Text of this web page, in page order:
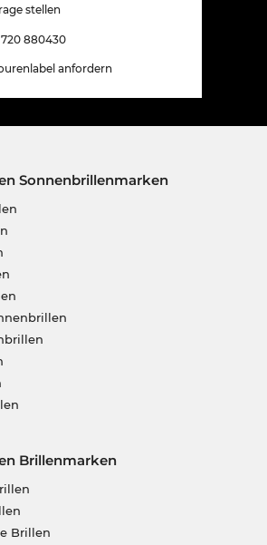
stellen
880430
anfordern
Sonnenbrillenmarken
Brillenmarken
Brillen